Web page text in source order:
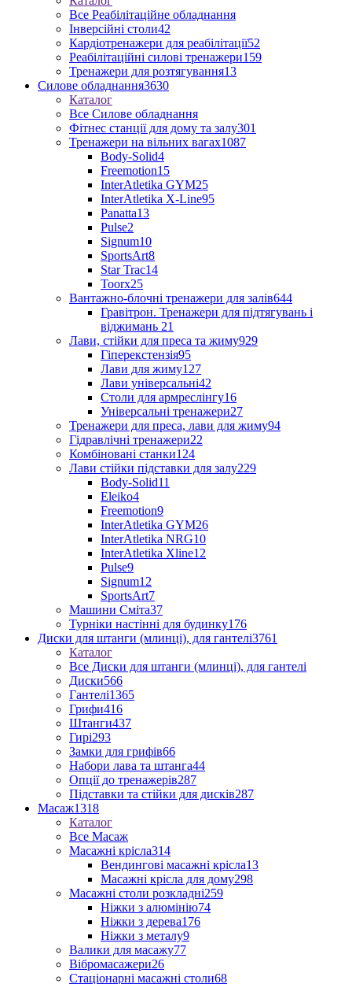
Все Реабілітаційне обладнання
Інверсійні столи42
Кардіотренажери для реабілітації52
Реабілітаційні силові тренажери159
Тренажери для розтягування13
Силове обладнання3630
Каталог
Все Силове обладнання
Фітнес станції для дому та залу301
Тренажери на вільних вагах1087
Body-Solid4
Freemotion15
InterAtletika GYM25
InterAtletika X-Line95
Panatta13
Pulse2
Signum10
SportsArt8
Star Trac14
Toorx25
Вантажно-блочні тренажери для залів644
Гравітрон. Тренажери для підтягувань і
віджимань 21
Лави, стійки для преса та жиму929
Гіперекстензія95
Лави для жиму127
Лави універсальні42
Столи для армреслінгу16
Універсальні тренажери27
Тренажери для преса, лави для жиму94
Гідравлічні тренажери22
Комбіновані станки124
Лави стійки підставки для залу229
Body-Solid11
Eleiko4
Freemotion9
InterAtletika GYM26
InterAtletika NRG10
InterAtletika Xline12
Pulse9
Signum12
SportsArt7
Машини Сміта37
Турніки настінні для будинку176
Диски для штанги (млинці), для гантелі3761
Каталог
Все Диски для штанги (млинці), для гантелі
Диски566
Гантелі1365
Грифи416
Штанги437
Гирі293
Замки для грифів66
Набори лава та штанга44
Опції до тренажерів287
Підставки та стійки для дисків287
Масаж1318
Каталог
Все Масаж
Масажні крісла314
Вендингові масажні крісла13
Масажні крісла для дому298
Масажні столи розкладні259
Ніжки з алюмінію74
Ніжки з дерева176
Ніжки з металу9
Валики для масажу77
Вібромасажери26
Стаціонарні масажні столи68